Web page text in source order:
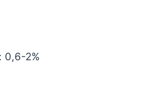
0,6-2%